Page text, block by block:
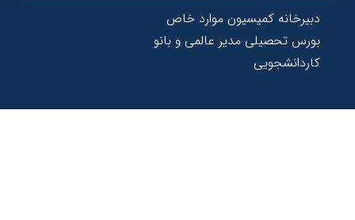
دبیرخانه کمیسیون موارد خاص
بورس تحصیلی مدیر عالمی و بانو
کاردانشجویی